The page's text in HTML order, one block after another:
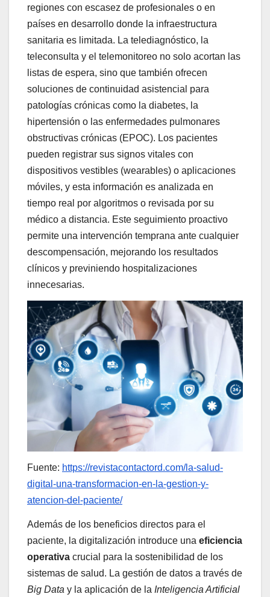
regiones con escasez de profesionales o en
países en desarrollo donde la infraestructura
sanitaria es limitada. La telediagnóstico, la
teleconsulta y el telemonitoreo no solo acortan las
listas de espera, sino que también ofrecen
soluciones de continuidad asistencial para
patologías crónicas como la diabetes, la
hipertensión o las enfermedades pulmonares
obstructivas crónicas (EPOC). Los pacientes
pueden registrar sus signos vitales con
dispositivos vestibles (wearables) o aplicaciones
móviles, y esta información es analizada en
tiempo real por algoritmos o revisada por su
médico a distancia. Este seguimiento proactivo
permite una intervención temprana ante cualquier
descompensación, mejorando los resultados
clínicos y previniendo hospitalizaciones
innecesarias.
Fuente: https://revistacontactord.com/la-salud-
digital-una-transformacion-en-la-gestion-y-
atencion-del-paciente/
Además de los beneficios directos para el
paciente, la digitalización introduce una eficiencia
operativa crucial para la sostenibilidad de los
sistemas de salud. La gestión de datos a través de
Big Data y la aplicación de la Inteligencia Artificial